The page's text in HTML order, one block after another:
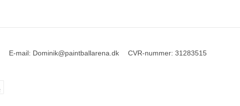
E-mail: Dominik@paintballarena.dk CVR-nummer: 31283515